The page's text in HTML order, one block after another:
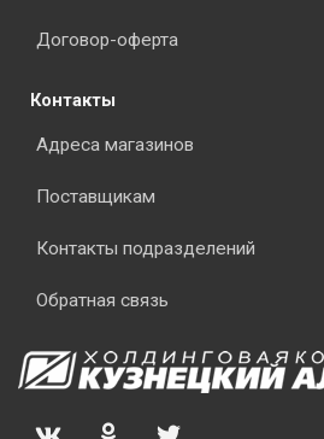
Договор-оферта
Контакты
Адреса магазинов
Поставщикам
Контакты подразделений
Обратная связь